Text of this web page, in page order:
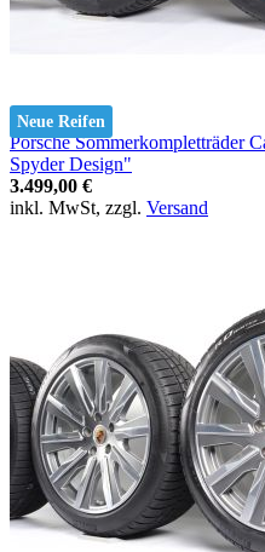
Neue Reifen
Porsche Sommerkompletträder
Spyder Design"
3.499,00 €
inkl. MwSt, zzgl. Versand